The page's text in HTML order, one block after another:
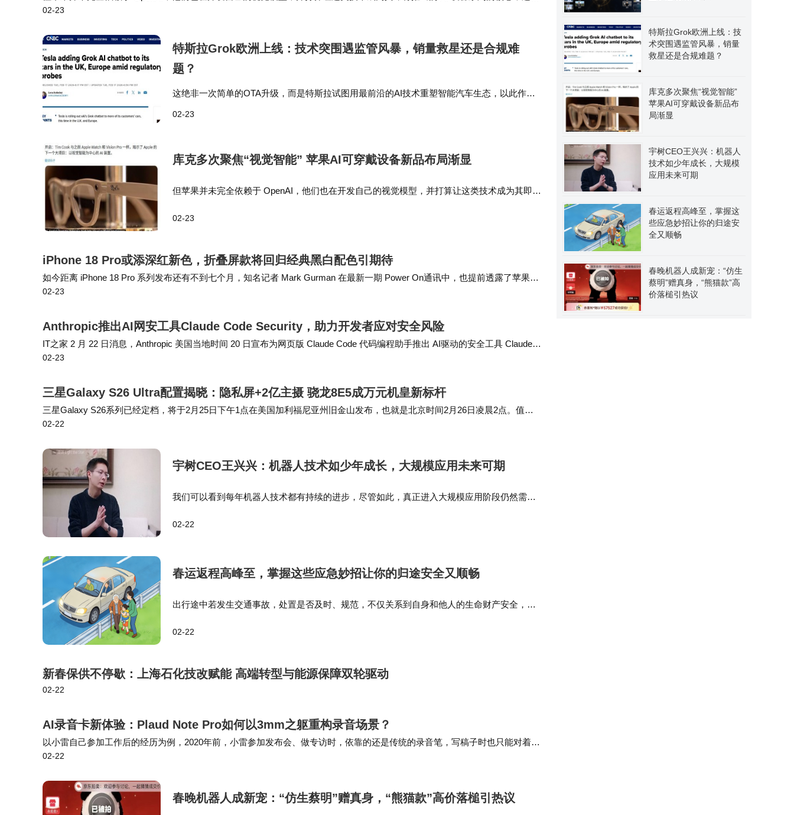
市场验证的成熟机型，正在成为越来越多消费者的理性选择。
设备将包括更先进的AirPods、AI 智能眼镜和一个吊坠式产品（一种带有计算机…
02-23
特斯拉Grok欧洲上线：技术突围遇监管风暴，销量救星还是合规难
题？
这绝非一次简单的OTA升级，而是特斯拉试图用最前沿的AI技术重塑智能汽车生态，以此作为
02-23
库克多次聚焦“视觉智能” 苹果AI可穿戴设备新品布局渐显
但苹果并未完全依赖于 OpenAI，他们也在开发自己的视觉模型，并打算让这类技术成为其即将
（一种带有计算机…
02-23
iPhone 18 Pro或添深红新色，折叠屏款将回归经典黑白配色引期待
如今距离 iPhone 18 Pro 系列发布还有不到七个月，知名记者 Mark Gurman 在最新一期 Power On通讯中，也提前透露了苹果正
在测试的新配色方向。 根据苹果往年的惯例，这些新配色与…
02-23
Anthropic推出AI网安工具Claude Code Security，助力开发者应对安全风险
IT之家 2 月 22 日消息，Anthropic 美国当地时间 20 日宣布为网页版 Claude Code 代码编程助手推出 AI驱动的安全工具 Claude C
ode Security。其结合了自动化…
02-23
三星Galaxy S26 Ultra配置揭晓：隐私屏+2亿主摄 骁龙8E5成万元机皇新标杆
三星Galaxy S26系列已经定档，将于2月25日下午1点在美国加利福尼亚州旧金山发布，也就是北京时间2月26日凌晨2点。值得
注意的是，Galaxy S26 Ultra是系列唯一全球市场标配骁龙8 Eli…
02-22
宇树CEO王兴兴：机器人技术如少年成长，大规模应用未来可期
我们可以看到每年机器人技术都有持续的进步，尽管如此，真正进入大规模应用阶段仍然需要
友的热烈讨论，大家纷纷猜测：是故意摔…
02-22
春运返程高峰至，掌握这些应急妙招让你的归途安全又顺畅
出行途中若发生交通事故，处置是否及时、规范，不仅关系到自身和他人的生命财产安全，也
靠边、人撤离、即报警”，始终把安全放在首位…
02-22
新春保供不停歇：上海石化技改赋能 高端转型与能源保障双轮驱动
02-22
AI录音卡新体验：Plaud Note Pro如何以3mm之躯重构录音场景？
以小雷自己参加工作后的经历为例，2020年前，小雷参加发布会、做专访时，依靠的还是传统的录音笔，写稿子时也只能对着记
忆和标签点对着几小时的录音「古法总结」；2022 年后，在 AI 的帮助下，手机和讯飞听…
02-22
春晚机器人成新宠：“仿生蔡明”赠真身，“熊猫款”高价落槌引热议
特斯拉Grok欧洲上线：技
术突围遇监管风暴，销量
救星还是合规难题？
库克多次聚焦“视觉智能”
苹果AI可穿戴设备新品布
局渐显
宇树CEO王兴兴：机器人
技术如少年成长，大规模
应用未来可期
春运返程高峰至，掌握这
些应急妙招让你的归途安
全又顺畅
春晚机器人成新宠：“仿生
蔡明”赠真身，“熊猫款”高
价落槌引热议